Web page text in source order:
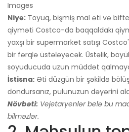
Images
Niyə: Toyuq, bişmiş mal əti və
qiyməti Costco-da baqqaldakı
yaxşı bir supermarket satışı
bir fərqlə üstələyəcək. Üstəlik,
soyuducuda uzun müddət
İstisna: Əti düzgün bir şəkildə
dondursanız, pulunuzun dəyərini
Növbəti: Vejetaryenlər belə bu
bilməzlər.